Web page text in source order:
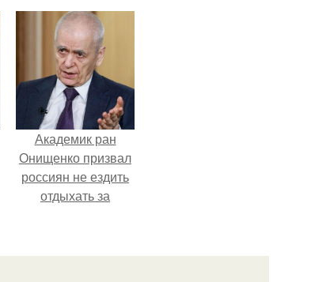
Академик ран
Онищенко призвал
россиян не ездить
отдыхать за
Когда у нас в